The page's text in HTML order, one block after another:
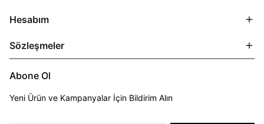
Hesabım
Sözleşmeler
Abone Ol
Yeni Ürün ve Kampanyalar İçin Bildirim Alın